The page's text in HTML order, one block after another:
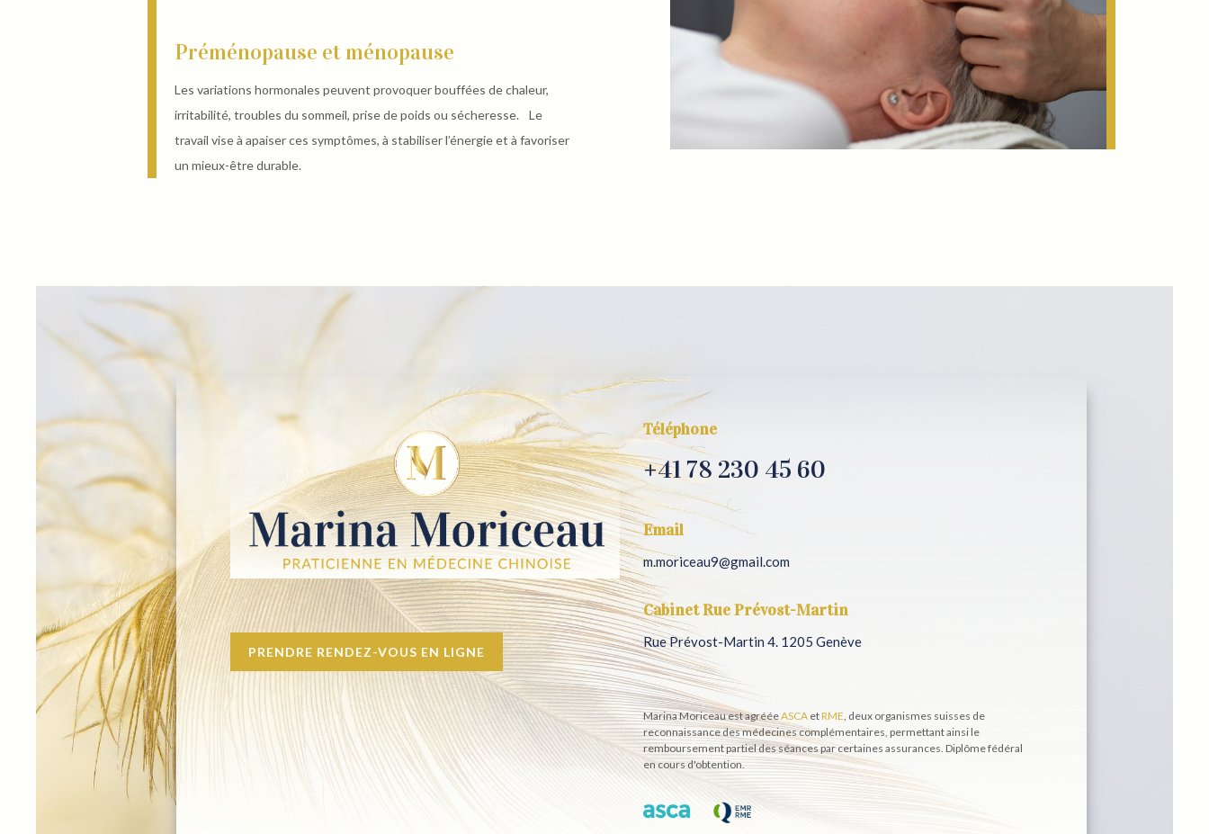
Préménopause et ménopause
Les variations hormonales peuvent provoquer bouffées de chaleur,
irritabilité, troubles du sommeil, prise de poids ou sécheresse. Le
travail vise à apaiser ces symptômes, à stabiliser l’énergie et à favoriser
un mieux-être durable.
PRENDRE RENDEZ-VOUS EN LIGNE
Téléphone
+41 78 230 45 60
Email
m.moriceau9@gmail.com
Cabinet Rue Prévost-Martin
Rue Prévost-Martin 4. 1205 Genève
Marina Moriceau est agrééeASCA etRME, deux organismes suisses de
reconnaissance des médecines complémentaires, permettant ainsi le
remboursement partiel des séances par certaines assurances. Diplôme fédéral
en cours d'obtention.